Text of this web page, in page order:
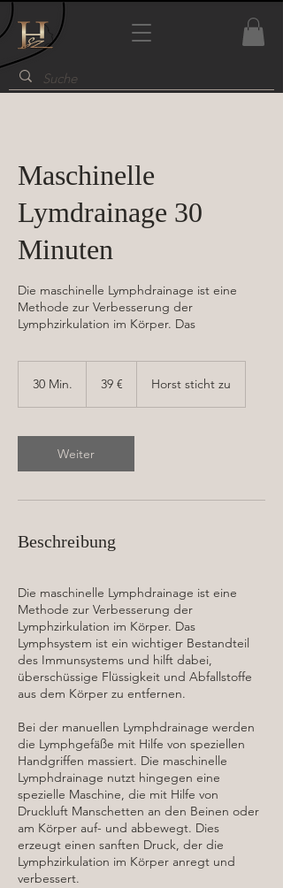
Maschinelle
Lymdrainage 30
Minuten
Die maschinelle Lymphdrainage ist eine
Methode zur Verbesserung der
Lymphzirkulation im Körper. Das
30 Min.
i
n
.
39 € Horst sticht zu
Weiter
Beschreibung
Die maschinelle Lymphdrainage ist eine
Methode zur Verbesserung der
Lymphzirkulation im Körper. Das
Lymphsystem ist ein wichtiger Bestandteil
des Immunsystems und hilft dabei,
überschüssige Flüssigkeit und Abfallstoffe
aus dem Körper zu entfernen.
Bei der manuellen Lymphdrainage werden
die Lymphgefäße mit Hilfe von speziellen
Handgriffen massiert. Die maschinelle
Lymphdrainage nutzt hingegen eine
spezielle Maschine, die mit Hilfe von
Druckluft Manschetten an den Beinen oder
am Körper auf- und abbewegt. Dies
erzeugt einen sanften Druck, der die
Lymphzirkulation im Körper anregt und
verbessert.